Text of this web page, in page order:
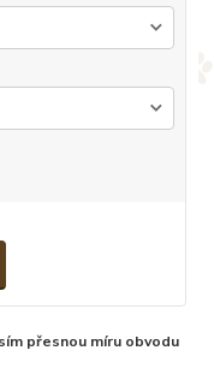
přesnou míru obvodu